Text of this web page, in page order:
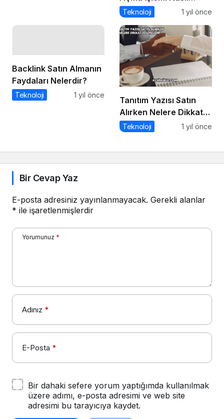
Yapılır?
Teknoloji 1 yıl önce
Backlink Satın Almanın
Faydaları Nelerdir?
Teknoloji 1 yıl önce
Tanıtım Yazısı Satın
Alırken Nelere Dikkat
Edilmelidir?
Teknoloji 1 yıl önce
Bir Cevap Yaz
E-posta adresiniz yayınlanmayacak. Gerekli alanlar
* ile işaretlenmişlerdir
Yorumunuz *
Adınız *
E-Posta *
Bir dahaki sefere yorum yaptığımda kullanılmak
üzere adımı, e-posta adresimi ve web site
adresimi bu tarayıcıya kaydet.